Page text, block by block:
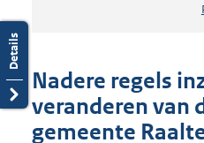
Nadere regels
veranderen van
gemeente